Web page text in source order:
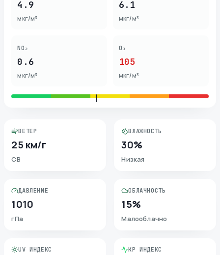
4.9
мкг/м³
6.1
мкг/м³
NO₂
0.6
мкг/м³
O₃
105
мкг/м³
ВЕТЕР
25 км/г
СВ
ВЛАЖНОСТЬ
30%
Низкая
ДАВЛЕНИЕ
1010
гПа
ОБЛАЧНОСТЬ
15%
Малооблачно
UV ИНДЕКС KP ИНДЕКС